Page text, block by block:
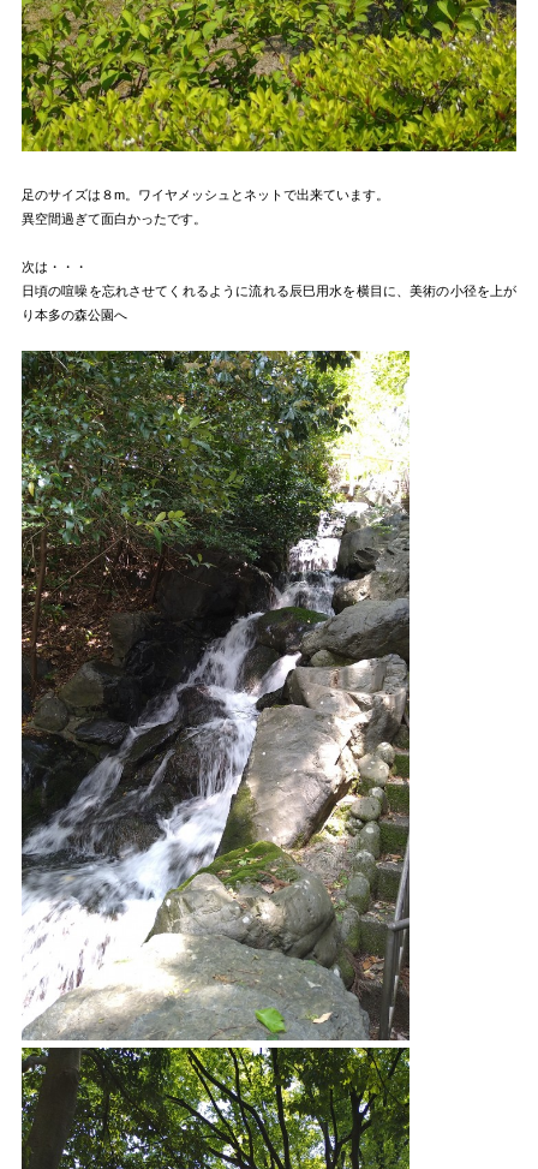
足のサイズは８m。ワイヤメッシュとネットで出来ています。
異空間過ぎて面白かったです。
次は・・・
日頃の喧噪を忘れさせてくれるように流れる辰巳用水を横目に、美術の小径を上が
り本多の森公園へ